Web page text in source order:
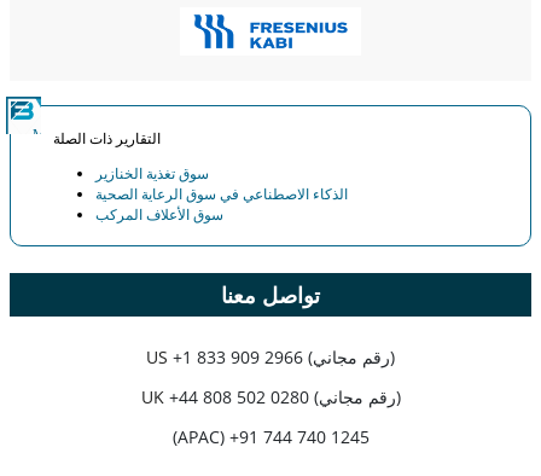
التقارير ذات الصلة
سوق تغذية الخنازير
الذكاء الاصطناعي في سوق الرعاية الصحية
سوق الأعلاف المركب
تواصل معنا
US
+1 833 909 2966 (رقم مجاني)
UK
+44 808 502 0280 (رقم مجاني)
(APAC) +91 744 740 1245